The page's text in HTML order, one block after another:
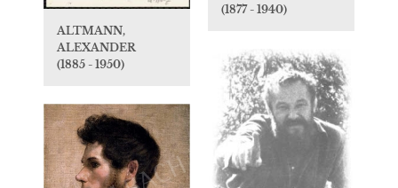
ALTMANN,
ALEXANDER
(1885 - 1950)
(1877 - 1940)